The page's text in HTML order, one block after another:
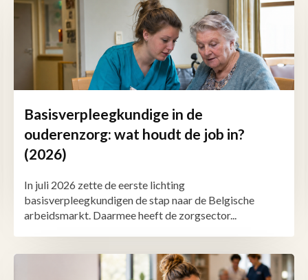
Basisverpleegkundige in de
ouderenzorg: wat houdt de job in?
(2026)
In juli 2026 zette de eerste lichting
basisverpleegkundigen de stap naar de Belgische
arbeidsmarkt. Daarmee heeft de zorgsector...